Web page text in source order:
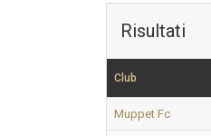
Risultati
Club
Muppet Fc